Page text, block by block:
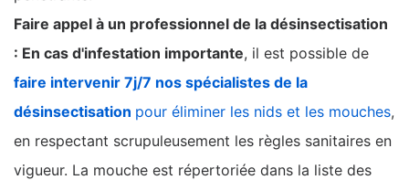
Faire appel à un professionnel de la désinsectisation
: En cas d'infestation importante, il est possible de
faire intervenir 7j/7 nos spécialistes de la
désinsectisation pour éliminer les nids et les mouches,
en respectant scrupuleusement les règles sanitaires en
vigueur. La mouche est répertoriée dans la liste des